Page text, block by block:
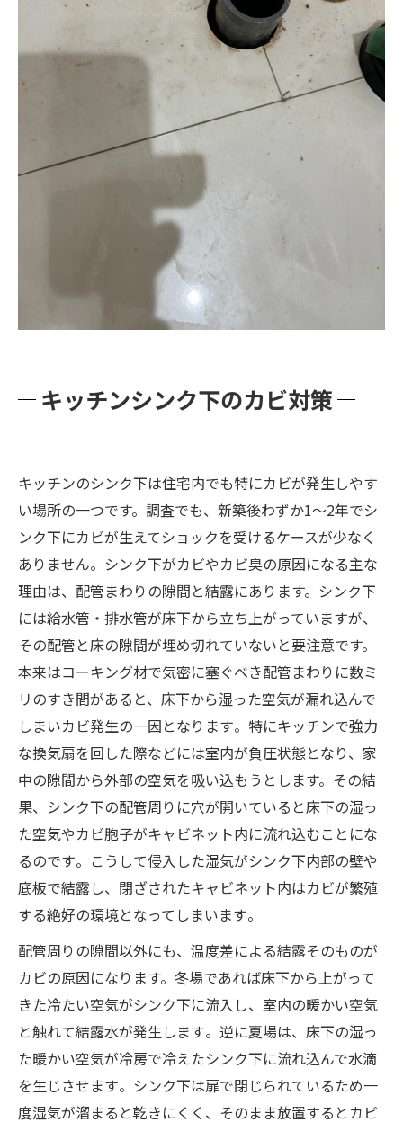
キッチンシンク下のカビ対策
キッチンのシンク下は住宅内でも特にカビが発生しやす
い場所の一つです。調査でも、新築後わずか1～2年でシ
ンク下にカビが生えてショックを受けるケースが少なく
ありません​。シンク下がカビやカビ臭の原因になる主な
理由は、配管まわりの隙間と結露にあります。シンク下
には給水管・排水管が床下から立ち上がっていますが、
その配管と床の隙間が埋め切れていないと要注意です。​
本来はコーキング材で気密に塞ぐべき配管まわりに数ミ
リのすき間があると、床下から湿った空気が漏れ込んで
しまいカビ発生の一因となります​。特にキッチンで強力
な換気扇を回した際などには室内が負圧状態となり、家
中の隙間から外部の空気を吸い込もうとします。その結
果、シンク下の配管周りに穴が開いていると床下の湿っ
た空気やカビ胞子がキャビネット内に流れ込むことにな
るのです​。こうして侵入した湿気がシンク下内部の壁や
底板で結露し、閉ざされたキャビネット内はカビが繁殖
する絶好の環境となってしまいます​。
配管周りの隙間以外にも、温度差による結露そのものが
カビの原因になります。冬場であれば床下から上がって
きた冷たい空気がシンク下に流入し、室内の暖かい空気
と触れて結露水が発生します​。逆に夏場は、床下の湿っ
た暖かい空気が冷房で冷えたシンク下に流れ込んで水滴
を生じさせます​。シンク下は扉で閉じられているため一
度湿気が溜まると乾きにくく、そのまま放置するとカビ